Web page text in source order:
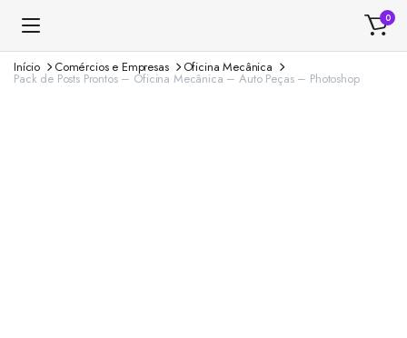
0
Início Comércios e Empresas Oficina Mecânica
Pack de Posts Prontos – Oficina Mecânica – Auto Peças – Photoshop